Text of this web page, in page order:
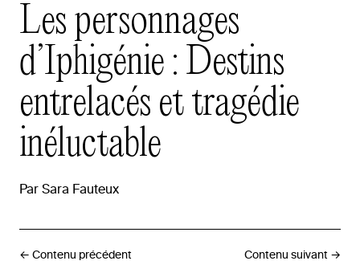
Les personnages
d’Iphigénie : Destins
entrelacés ettragédie
inéluctable
Par Sara Fauteux
← Contenu précédent Contenu suivant →